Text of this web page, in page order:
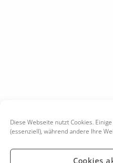
Diese Webseite nutzt Cookies.
(essenziell), während andere Ihre
Cookies